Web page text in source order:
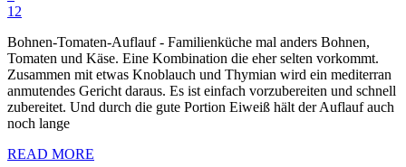
12
Bohnen-Tomaten-Auflauf - Familienküche mal anders Bohnen,
Tomaten und Käse. Eine Kombination die eher selten vorkommt.
Zusammen mit etwas Knoblauch und Thymian wird ein mediterran
anmutendes Gericht daraus. Es ist einfach vorzubereiten und schnell
zubereitet. Und durch die gute Portion Eiweiß hält der Auflauf auch
noch lange
READ MORE